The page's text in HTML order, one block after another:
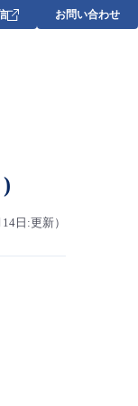
お問い合わせ
日:更新）